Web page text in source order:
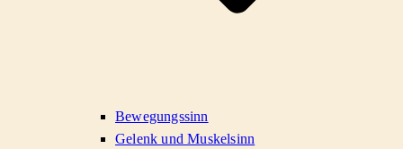
Bewegungssinn
Gelenk und Muskelsinn